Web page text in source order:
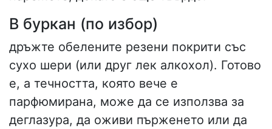
В буркан (по избор)
дръжте обелените резени покрити със
сухо шери (или друг лек алкохол). Готово
е, а течността, която вече е
парфюмирана, може да се използва за
деглазура, да оживи пърженето или да